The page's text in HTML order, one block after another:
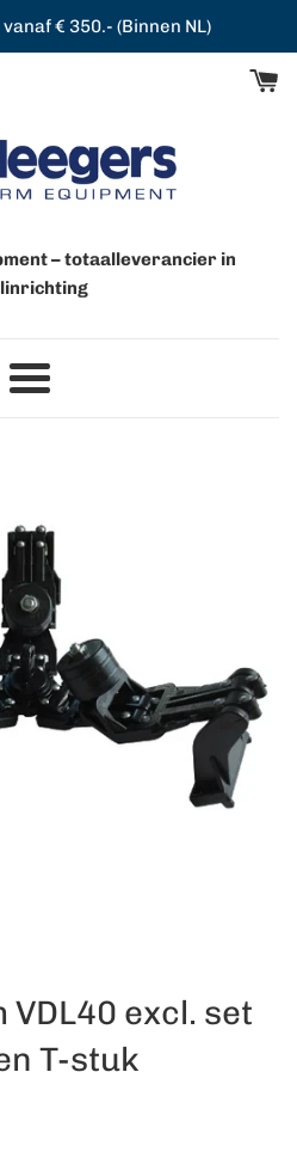
€ 350.- (Binnen NL)
– totaalleverancier in
Menu
VDL40 excl. set
T-stuk